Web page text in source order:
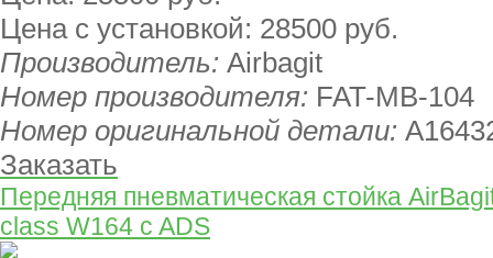
Цена с установкой: 28500 руб.
Производитель: Airbagit
Номер производителя: FAT-MB-104
Номер оригинальной детали:
Заказать
Передняя пневматическая стойка
class W164 c ADS